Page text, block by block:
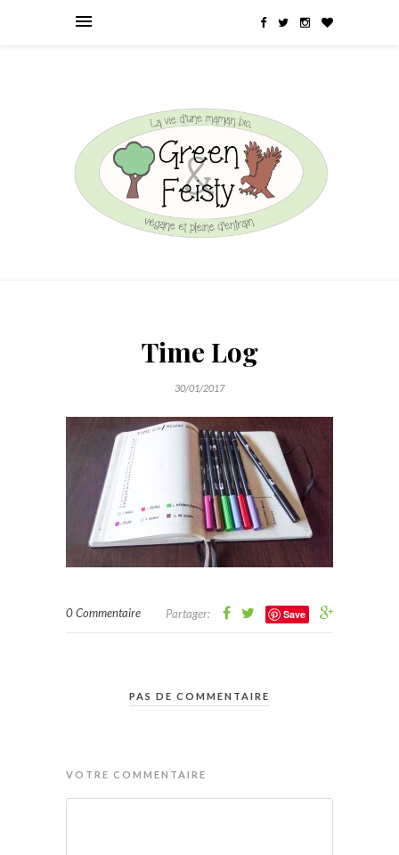
Time Log
30/01/2017
0 Commentaire Partager: Save
PAS DE COMMENTAIRE
VOTRE COMMENTAIRE